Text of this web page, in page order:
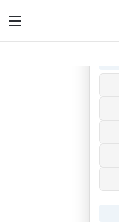
فأر يسطو على مجوهرات بـ12 ألف